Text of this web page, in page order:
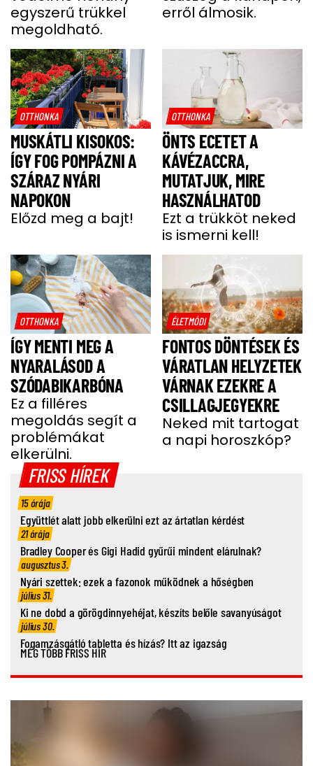
egyszerű trükkel
megoldható.
erről álmosik.
OTTHONKA
MUSKÁTLI KISOKOS:
ÍGY FOG POMPÁZNI A
SZÁRAZ NYÁRI
NAPOKON
Előzd meg a bajt!
OTTHONKA
ÖNTS ECETET A
KÁVÉZACCRA,
MUTATJUK, MIRE
HASZNÁLHATOD
Ezt a trükköt neked
is ismerni kell!
OTTHONKA
ÍGY MENTI MEG A
NYARALÁSOD A
SZÓDABIKARBÓNA
Ez a filléres
megoldás segít a
problémákat
elkerülni.
ÉLETMÓDI
FONTOS DÖNTÉSEK ÉS
VÁRATLAN HELYZETEK
VÁRNAK EZEKRE A
CSILLAGJEGYEKRE
Neked mit tartogat
a napi horoszkóp?
FRISS HÍREK
15 órája
Együttlét alatt jobb elkerülni ezt az ártatlan kérdést
21 órája
Bradley Cooper és Gigi Hadid gyűrűi mindent elárulnak?
augusztus 3.
Nyári szettek: ezek a fazonok működnek a hőségben
július 31.
Ki ne dobd a görögdinnyehéjat, készíts belőle savanyúságot
július 30.
Fogamzásgátló tabletta és hízás? Itt az igazság
MÉG TÖBB FRISS HÍR